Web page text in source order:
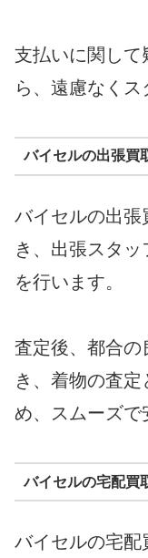
支払いに関して
ら、遠慮なくス
バイセルの出張買
バイセルの出張
き、出張スタ
を行います。
査定後、都合の
き、着物の査
め、スムーズで
バイセルの宅配買
バイセルの宅配